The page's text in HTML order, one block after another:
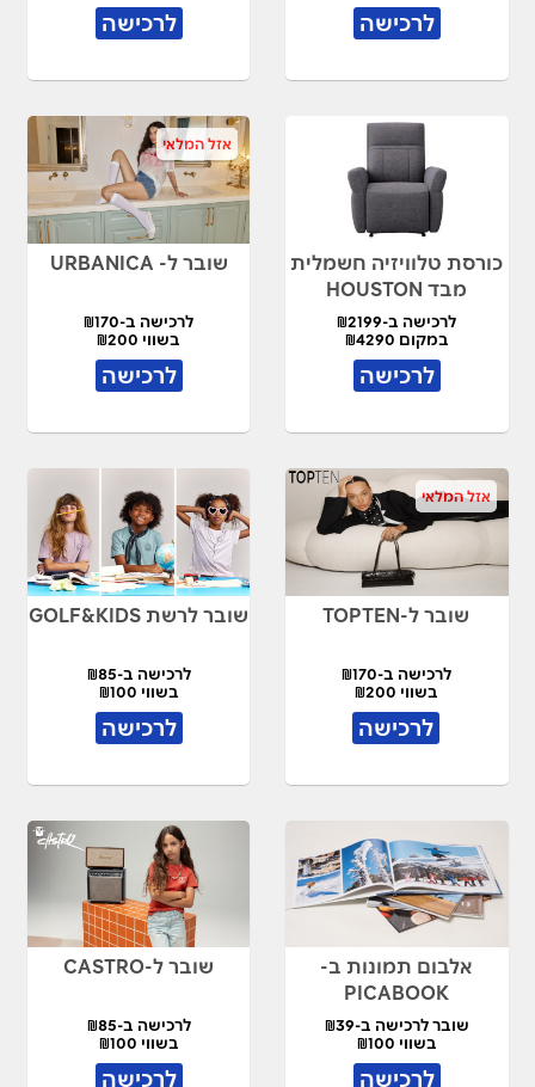
לרכישה לרכישה
כורסת טלוויזיה חשמלית
מבד HOUSTON
לרכישה ב-₪2199
במקום ₪4290
לרכישה
שובר ל- URBANICA
לרכישה ב-₪170
בשווי ₪200
לרכישה
אזל המלאי
שובר ל-TOPTEN
לרכישה ב-₪170
בשווי ₪200
לרכישה
אזל המלאי
שובר לרשת GOLF&KIDS
לרכישה ב-₪85
בשווי ₪100
לרכישה
אלבום תמונות ב-
PICABOOK
שובר לרכישה ב-₪39
בשווי ₪100
לרכישה
שובר ל-CASTRO
לרכישה ב-₪85
בשווי ₪100
לרכישה